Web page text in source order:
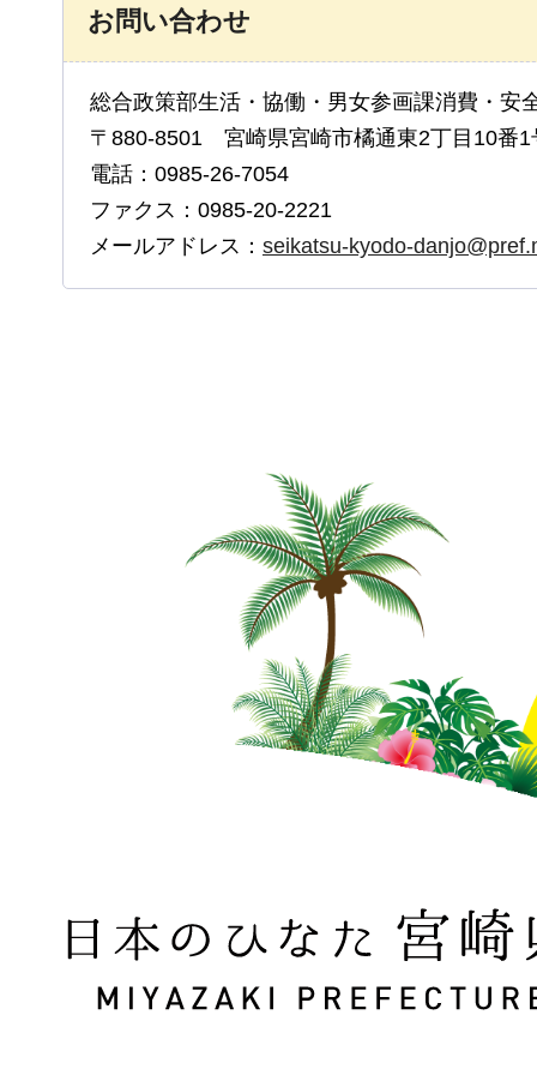
お問い合わせ
総合政策部生活・協働・男女参画課消費・安
〒880-8501 宮崎県宮崎市橘通東2丁目10番1
電話：0985-26-7054
ファクス：0985-20-2221
メールアドレス： seikatsu-kyodo-
日本のひなた 宮崎県 MIYAZAKI PREFECTURE